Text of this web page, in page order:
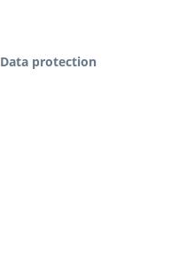
Data protection